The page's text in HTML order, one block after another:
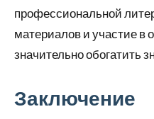
профессиональной
материалов и участие в
значительно обогатить
Заключение